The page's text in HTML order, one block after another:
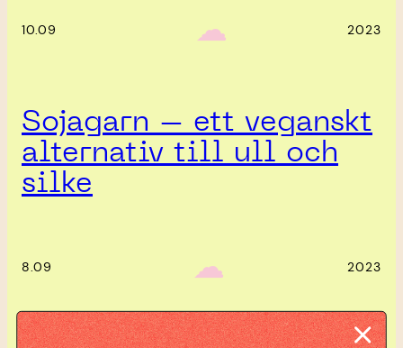
10.09 ‎ ‎‎ ☁︎‎‎ 2023
Sojagarn – ett veganskt
alternativ till ull och
silke
8.09 ‎ ‎‎ ☁︎‎‎ 2023